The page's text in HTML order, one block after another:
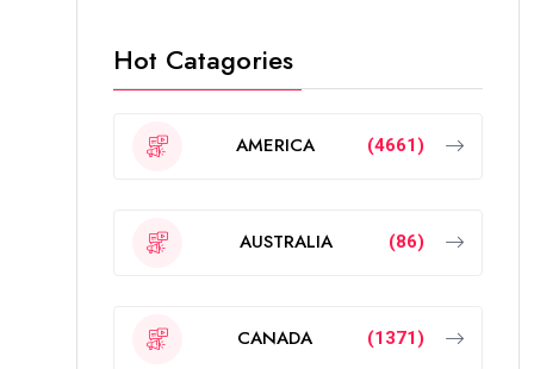
Hot Catagories
AMERICA (4661)
AUSTRALIA (86)
CANADA (1371)